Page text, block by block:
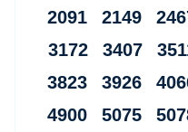
2091 2149
3172 3407
3823 3926
4900 5075